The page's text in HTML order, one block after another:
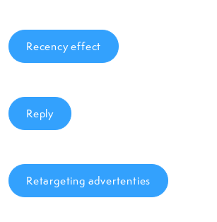
Recency effect
Reply
Retargeting advertenties